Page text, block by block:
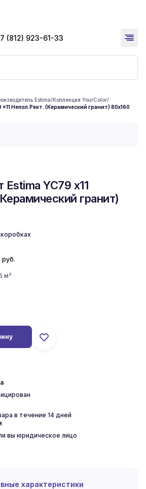
(812) 923-61-33
Estima/Коллекция YourColor/
Непол.Рект. (Керамический гранит) 80x160
YC79 x11
гранит)
руб.
м²
в течение 14 дней
вы юридическое лицо
характеристики